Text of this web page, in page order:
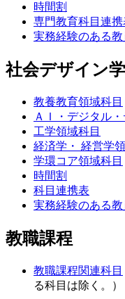
時間割
専門教育科目連携
実務経験のある
社会デザイン
教養教育領域科目
ＡＩ・デジタル
工学領域科目
経済学・ 経営学
学環コア領域科目
時間割
科目連携表
実務経験のある
教職課程
教職課程関連科目
る科目は除く。）